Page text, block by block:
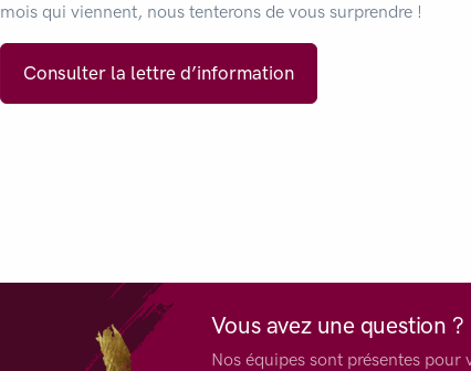
mois qui viennent, nous tenterons de vous surprendre !
Consulter la lettre d’information
Vous avez une question ?
Nos équipes sont présentes pour